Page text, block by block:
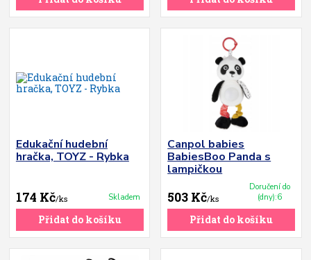
Edukační hudební
hračka, TOYZ - Rybka
174 Kč/ks Skladem
Přidat do košíku
Canpol babies
BabiesBoo Panda s
lampičkou
503 Kč/ks
Doručení do
(dny):6
Přidat do košíku